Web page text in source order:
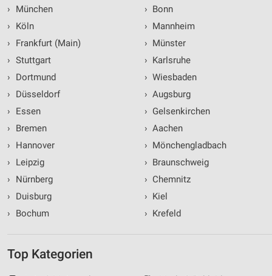
›
München
›
Köln
›
Frankfurt (Main)
› Stuttgart
›
Dortmund
›
Düsseldorf
›
Essen
›
Bremen
›
Hannover
›
Leipzig
›
Nürnberg
›
Duisburg
›
Bochum
› Bonn
› Mannheim
› Münster
› Karlsruhe
› Wiesbaden
› Augsburg
› Gelsenkirchen
› Aachen
› Mönchengladbach
› Braunschweig
› Chemnitz
› Kiel
› Krefeld
Top Kategorien